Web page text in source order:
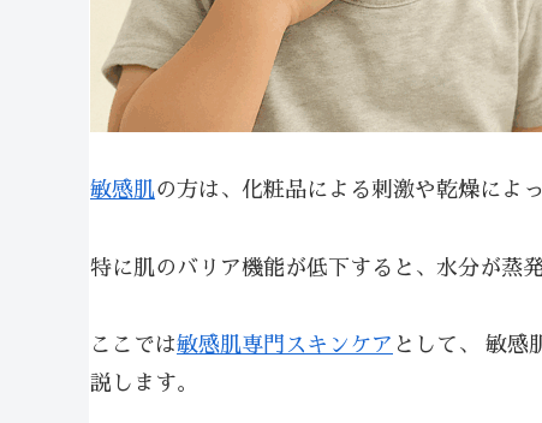
敏感肌の方は、化粧品による刺激や乾燥によ
特に肌のバリア機能が低下すると、水分が蒸
ここでは敏感肌専門スキンケア として、 敏感
説します。